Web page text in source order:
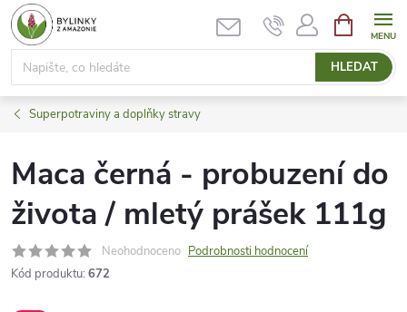
Přejít
na
obsah
HLEDAT
NÁKUPNÍ
KOŠÍK
Superpotraviny a doplňky stravy
Maca černá - probuzení do
života / mletý prášek 111g
Neohodnoceno Podrobnosti hodnocení
Kód produktu: 672